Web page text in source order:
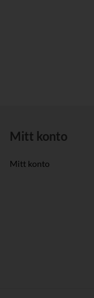
Mitt konto
Mitt konto